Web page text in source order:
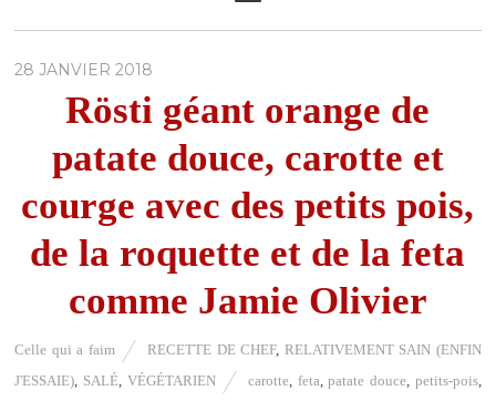
28 JANVIER 2018
Rösti géant orange de
patate douce, carotte et
courge avec des petits pois,
de la roquette et de la feta
comme Jamie Olivier
Celle qui a faim RECETTE DE CHEF, RELATIVEMENT SAIN (ENFIN
J'ESSAIE) SALÉ VÉGÉTARIEN carotte feta ,patate douce petits-pois,